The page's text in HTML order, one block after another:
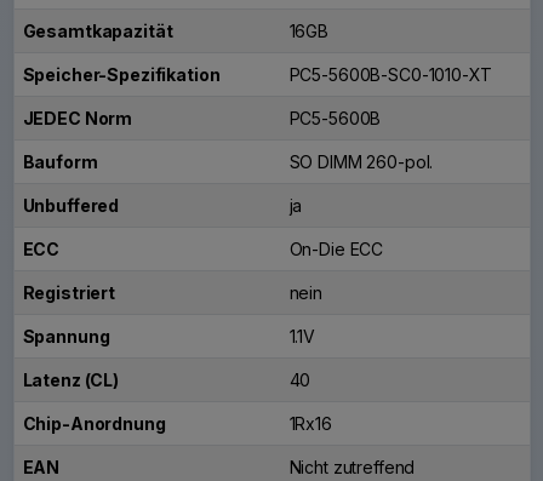
Gesamtkapazität 16GB
Speicher-Spezifikation PC5-5600B-SC0-1010-XT
JEDEC Norm PC5-5600B
Bauform SO DIMM 260-pol.
Unbuffered ja
ECC On-Die ECC
Registriert nein
Spannung 1.1V
Latenz (CL) 40
Chip-Anordnung 1Rx16
EAN Nicht zutreffend